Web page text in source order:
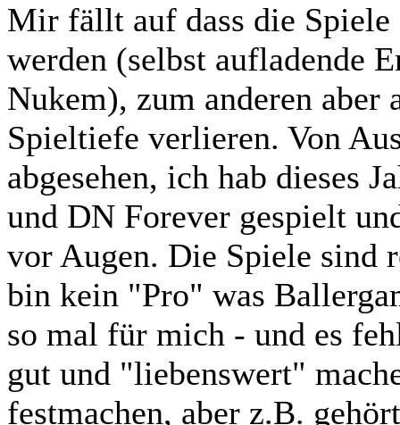
Mir fällt auf dass die
werden (selbst aufladende
Nukem), zum anderen aber
Spieltiefe verlieren. Von
abgesehen, ich hab dieses
und DN Forever gespielt
vor Augen. Die Spiele sind
bin kein "Pro" was
so mal für mich - und es
gut und "liebenswert"
festmachen, aber z.B.